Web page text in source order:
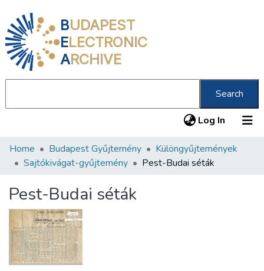
BUDAPEST
ELECTRONIC
ARCHIVE
Search
Log In (current)
Communities & Collections
Statistics
About us
Home Budapest Gyűjtemény
Különgyűjtemények
Sajtókivágat-gyűjtemény
Pest-Budai séták
Pest-Budai séták